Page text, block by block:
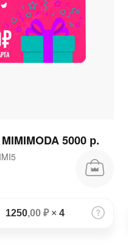
5000 р.
1250,00 ₽× 4